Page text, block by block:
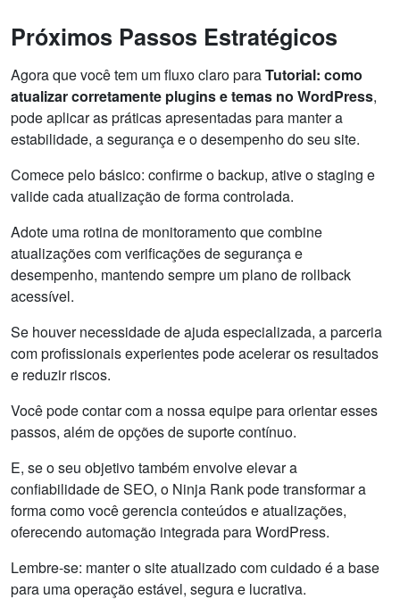
Próximos Passos Estratégicos
Agora que você tem um fluxo claro paraTutorial: como
atualizar corretamente plugins e temas no WordPress,
pode aplicar as práticas apresentadas para manter a
estabilidade, a segurança e o desempenho do seu site.
Comece pelo básico: confirme o backup, ative o staging e
valide cada atualização de forma controlada.
Adote uma rotina de monitoramento que combine
atualizações com verificações de segurança e
desempenho, mantendo sempre um plano de rollback
acessível.
Se houver necessidade de ajuda especializada, a parceria
com profissionais experientes pode acelerar os resultados
e reduzir riscos.
Você pode contar com a nossa equipe para orientar esses
passos, além de opções de suporte contínuo.
E, se o seu objetivo também envolve elevar a
confiabilidade de SEO, o Ninja Rank pode transformar a
forma como você gerencia conteúdos e atualizações,
oferecendo automação integrada para WordPress.
Lembre-se: manter o site atualizado com cuidado é a base
para uma operação estável, segura e lucrativa.